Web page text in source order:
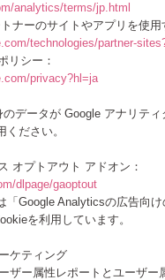
analytics/terms/jp.html
ナーのサイトやアプリを使
technologies/partner-
リシー：
privacy?hl=ja
データが Google アナリテ
ださい。
オプトアウト アドオン：
dlpage/gaoptout
「Google Analyticsの広告向
を利用しています。
ケティング
ザー属性レポートとユーザー